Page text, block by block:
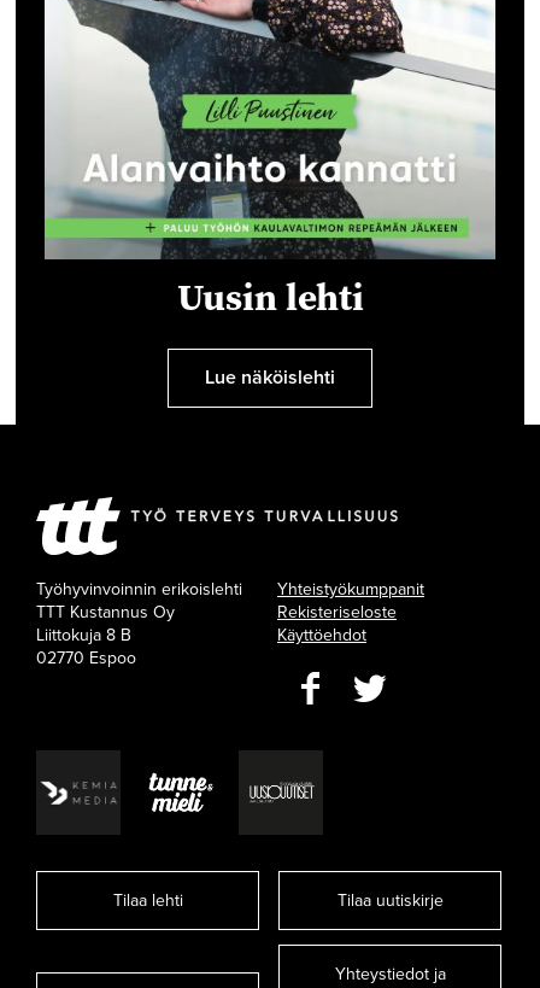
Uusin lehti
Lue näköislehti
Työhyvinvoinnin erikoislehti
TTT Kustannus Oy
Liittokuja 8 B
02770 Espoo
Yhteistyökumppanit
Rekisteriseloste
Käyttöehdot
Tilaa lehti Tilaa uutiskirje
Yhteystiedot ja